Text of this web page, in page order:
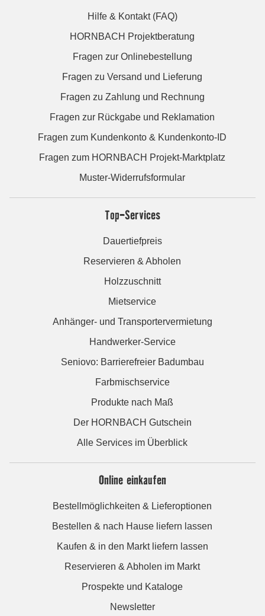
Hilfe & Kontakt (FAQ)
HORNBACH Projektberatung
Fragen zur Onlinebestellung
Fragen zu Versand und Lieferung
Fragen zu Zahlung und Rechnung
Fragen zur Rückgabe und Reklamation
Fragen zum Kundenkonto & Kundenkonto-ID
Fragen zum HORNBACH Projekt-Marktplatz
Muster-Widerrufsformular
Top-Services
Dauertiefpreis
Reservieren & Abholen
Holzzuschnitt
Mietservice
Anhänger- und Transportervermietung
Handwerker-Service
Seniovo: Barrierefreier Badumbau
Farbmischservice
Produkte nach Maß
Der HORNBACH Gutschein
Alle Services im Überblick
Online einkaufen
Bestellmöglichkeiten & Lieferoptionen
Bestellen & nach Hause liefern lassen
Kaufen & in den Markt liefern lassen
Reservieren & Abholen im Markt
Prospekte und Kataloge
Newsletter